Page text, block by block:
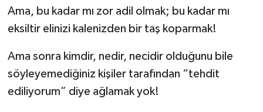
Ama, bu kadar mı zor adil olmak; bu kadar mı
eksiltir elinizi kalenizden bir taş koparmak!
Ama sonra kimdir, nedir, necidir olduğunu bile
söyleyemediğiniz kişiler tarafından “tehdit
ediliyorum” diye ağlamak yok!